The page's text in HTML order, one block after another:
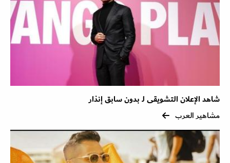
شاهد الإعلان التشويقى لـ بدون سابق إنذار
مشاهير العرب